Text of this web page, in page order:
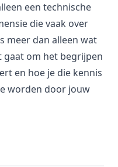
een technische
die vaak over
meer dan alleen wat
gaat om het begrijpen
en hoe je die kennis
worden door jouw